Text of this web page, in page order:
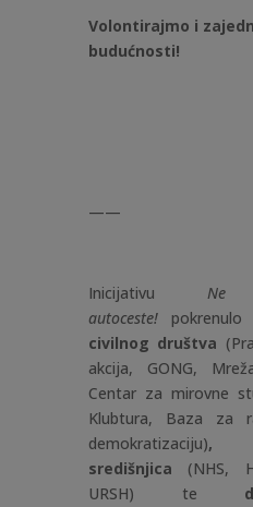
Volontirajmo i
budućnosti!
——
Inicijativu Ne
autoceste!
civilnog društva
akcija, GONG,
Centar za mirovne
Klubtura, Baza za
demokratizaciju), 5
središnjica
(NHS,
URSH) te